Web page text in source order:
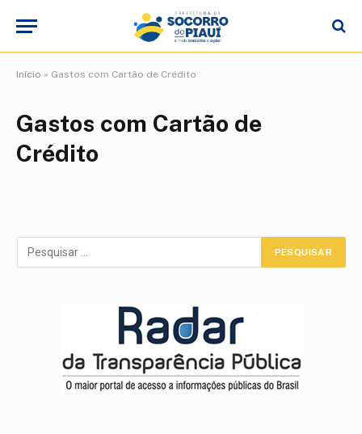
Início » Gastos com Cartão de Crédito
Gastos com Cartão de
Crédito